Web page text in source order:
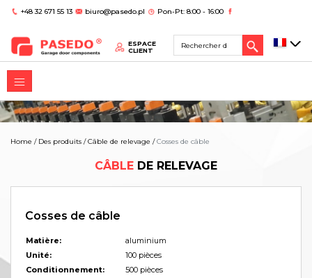
+48 32 671 55 13 biuro@pasedo.pl Pon-Pt: 8:00 - 16:00
ESPACE
CLIENT
Home / Des produits /Câble de relevage /Cosses de câble
CÂBLE DE RELEVAGE
Cosses de câble
Matière:
aluminium
Unité:
100 pièces
Conditionnement:
500 pièces